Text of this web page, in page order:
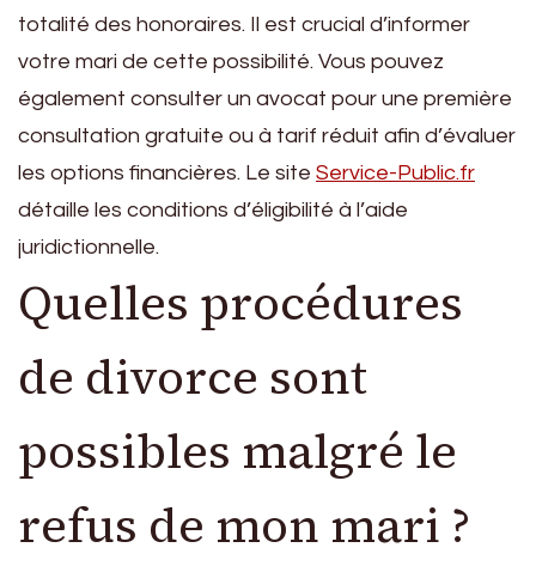
totalité des honoraires. Il est crucial d’informer
votre mari de cette possibilité. Vous pouvez
également consulter un avocat pour une première
consultation gratuite ou à tarif réduit afin d’évaluer
les options financières. Le site Service-Public.fr
détaille les conditions d’éligibilité à l’aide
juridictionnelle.
Quelles procédures
de divorce sont
possibles malgré le
refus de mon mari ?